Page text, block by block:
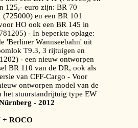
125,- euro zijn: BR 70
en een BR 101
HO ook een BR 145 in
- In beperkte oplage:
'Berliner Wannseebahn' uit
T9.3, 3 rijtuigen en
- een nieuw ontworpen
BR 110 van de DR, ook als
van CFF-Cargo - Voor
ontworpen model van de
het stuurstandrijtuig type EW
- 2012
ROCO